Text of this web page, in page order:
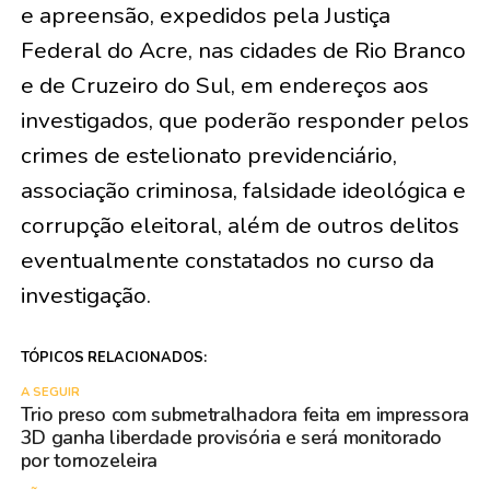
e apreensão, expedidos pela Justiça
Federal do Acre, nas cidades de Rio Branco
e de Cruzeiro do Sul, em endereços aos
investigados, que poderão responder pelos
crimes de estelionato previdenciário,
associação criminosa, falsidade ideológica e
corrupção eleitoral, além de outros delitos
eventualmente constatados no curso da
investigação.
TÓPICOS RELACIONADOS:
A SEGUIR
Trio preso com submetralhadora feita em impressora
3D ganha liberdade provisória e será monitorado
por tornozeleira